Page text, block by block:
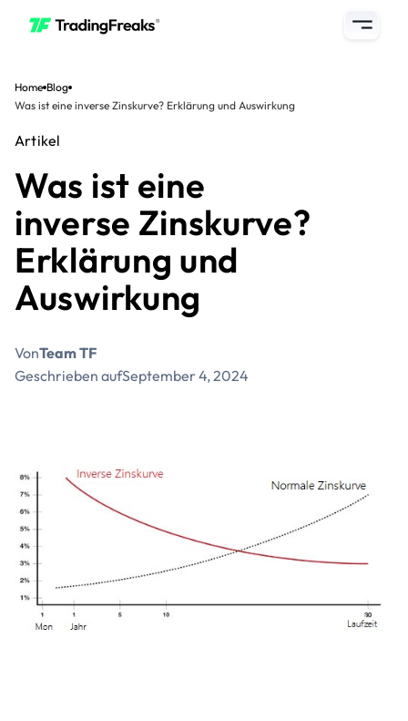
Home Blog
Was ist eine inverse Zinskurve? Erklärung und Auswirkung
Artikel
Was ist eine
inverse Zinskurve?
Erklärung und
Auswirkung
VonTeam TF
Geschrieben aufSeptember 4, 2024